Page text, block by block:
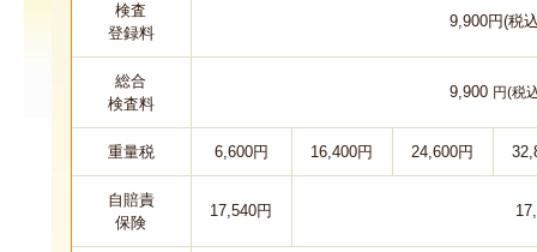
検査
登録料
9,900円(税
総合
検査料
9,900 円(税
重量税 6,600円 16,400円 24,600円
自賠責
保険
17,540円